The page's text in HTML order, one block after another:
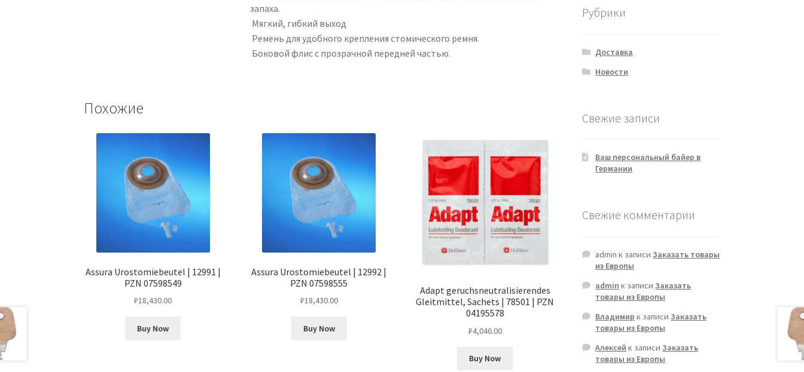
запаха.
Мягкий, гибкий выход
Ремень для удобного крепления стомического ремня.
Боковой флис с прозрачной передней частью.
Похожие
Assura Urostomiebeutel | 12991 |
PZN 07598549
₽18,430.00
Buy Now
Assura Urostomiebeutel | 12992 |
PZN 07598555
₽18,430.00
Buy Now
Adapt geruchsneutralisierendes
Gleitmittel, Sachets | 78501 | PZN
04195578
₽4,046.00
Buy Now
Рубрики
Доставка
Новости
Свежие записи
Ваш персональный байер в
Германии
Свежие комментарии
admin к записиЗаказать товары
из Европы
admin к записиЗаказать
товары из Европы
Владимир к записиЗаказать
товары из Европы
Алексей к записиЗаказать
товары из Европы